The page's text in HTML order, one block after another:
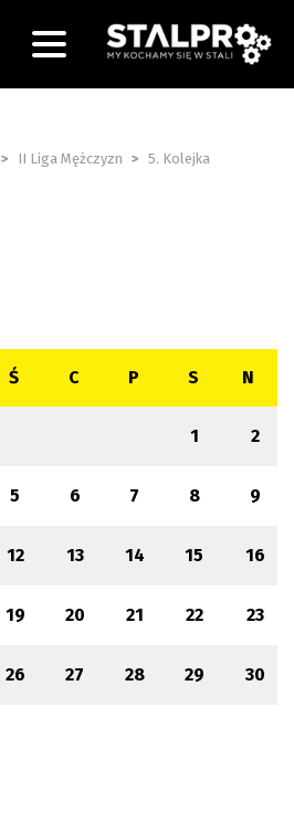
> II Liga Mężczyzn > 5. Kolejka
Ś C P S N
1 2
5 6 7 8 9
12 13 14 15 16
19 20 21 22 23
26 27 28 29 30